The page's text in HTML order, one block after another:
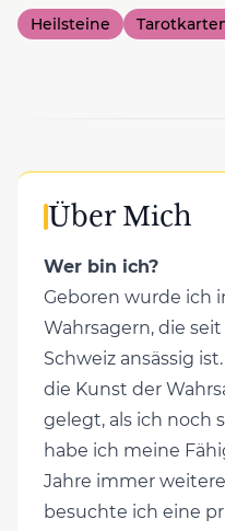
Heilsteine
Über Mich
Wer bin ich?
Geboren wurde ich
Wahrsagern, die
Schweiz ansässig
die Kunst der
gelegt, als ich noch
habe ich meine
Jahre immer
besuchte ich eine